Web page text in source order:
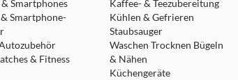
Smartphones
Smartphone-
& Fitness
Kaffee- & Teezubereitung
Kühlen & Gefrieren
Staubsauger
Waschen Trocknen Bügeln
& Nähen
Küchengeräte